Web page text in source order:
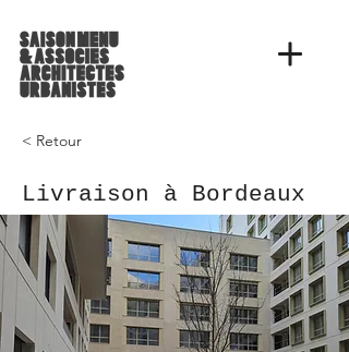
< Retour
Livraison à Bordeaux